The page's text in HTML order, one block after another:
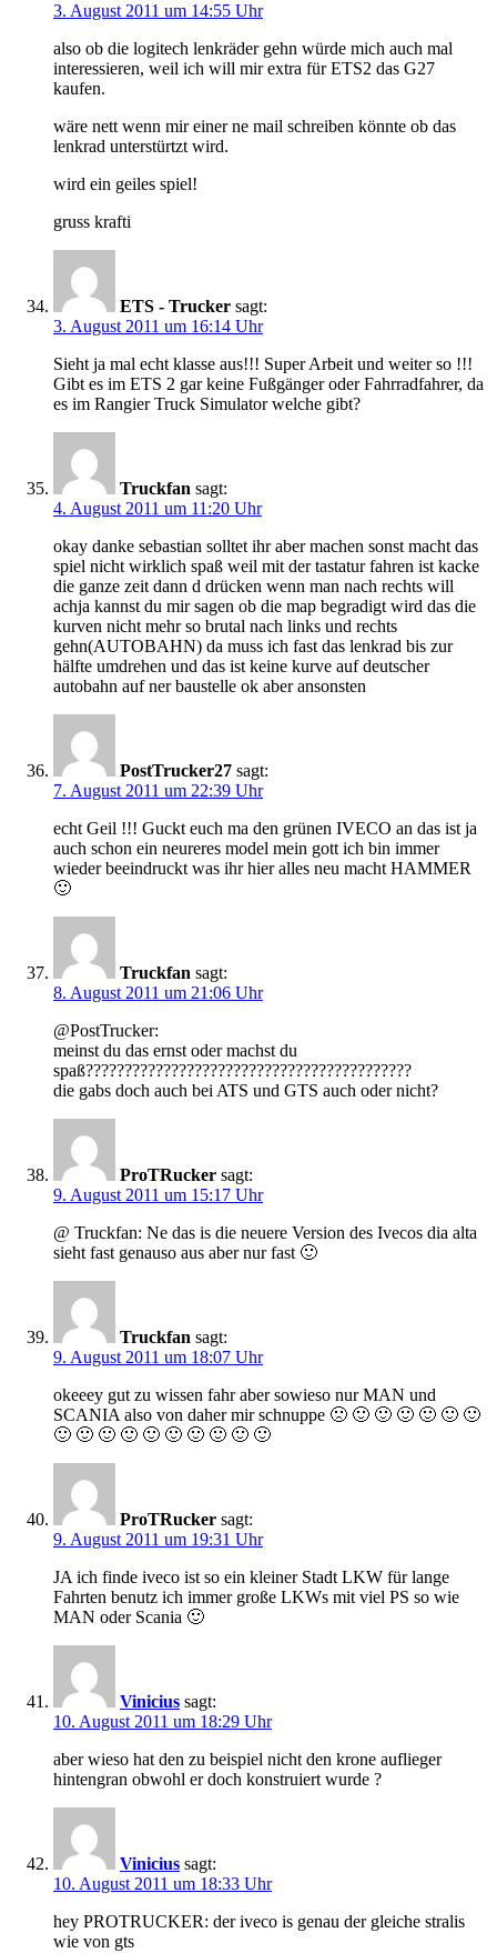
3. August 2011 um 14:55 Uhr
also ob die logitech lenkräder gehn würde mich auch mal
interessieren, weil ich will mir extra für ETS2 das G27
kaufen.
wäre nett wenn mir einer ne mail schreiben könnte ob das
lenkrad unterstürtzt wird.
wird ein geiles spiel!
gruss krafti
ETS - Trucker sagt:
3. August 2011 um 16:14 Uhr
Sieht ja mal echt klasse aus!!! Super Arbeit und weiter so !!!
Gibt es im ETS 2 gar keine Fußgänger oder Fahrradfahrer, da
es im Rangier Truck Simulator welche gibt?
Truckfan sagt:
4. August 2011 um 11:20 Uhr
okay danke sebastian solltet ihr aber machen sonst macht das
spiel nicht wirklich spaß weil mit der tastatur fahren ist kacke
die ganze zeit dann d drücken wenn man nach rechts will
achja kannst du mir sagen ob die map begradigt wird das die
kurven nicht mehr so brutal nach links und rechts
gehn(AUTOBAHN) da muss ich fast das lenkrad bis zur
hälfte umdrehen und das ist keine kurve auf deutscher
autobahn auf ner baustelle ok aber ansonsten
PostTrucker27 sagt:
7. August 2011 um 22:39 Uhr
echt Geil !!! Guckt euch ma den grünen IVECO an das ist ja
auch schon ein neureres model mein gott ich bin immer
wieder beeindruckt was ihr hier alles neu macht HAMMER
🙂
Truckfan sagt:
8. August 2011 um 21:06 Uhr
@PostTrucker:
meinst du das ernst oder machst du
spaß??????????????????????????????????????????
die gabs doch auch bei ATS und GTS auch oder nicht?
ProTRucker sagt:
9. August 2011 um 15:17 Uhr
@ Truckfan: Ne das is die neuere Version des Ivecos dia alta
sieht fast genauso aus aber nur fast 🙂
Truckfan sagt:
9. August 2011 um 18:07 Uhr
okeeey gut zu wissen fahr aber sowieso nur MAN und
SCANIA also von daher mir schnuppe 🙁 🙂 🙂 🙂 🙂 🙂 🙂
🙂 🙂 🙂 🙂 🙂 🙂 🙂 🙂 🙂 🙂
ProTRucker sagt:
9. August 2011 um 19:31 Uhr
JA ich finde iveco ist so ein kleiner Stadt LKW für lange
Fahrten benutz ich immer große LKWs mit viel PS so wie
MAN oder Scania 🙂
Vinicius sagt:
10. August 2011 um 18:29 Uhr
aber wieso hat den zu beispiel nicht den krone auflieger
hintengran obwohl er doch konstruiert wurde ?
Vinicius sagt:
10. August 2011 um 18:33 Uhr
hey PROTRUCKER: der iveco is genau der gleiche stralis
wie von gts